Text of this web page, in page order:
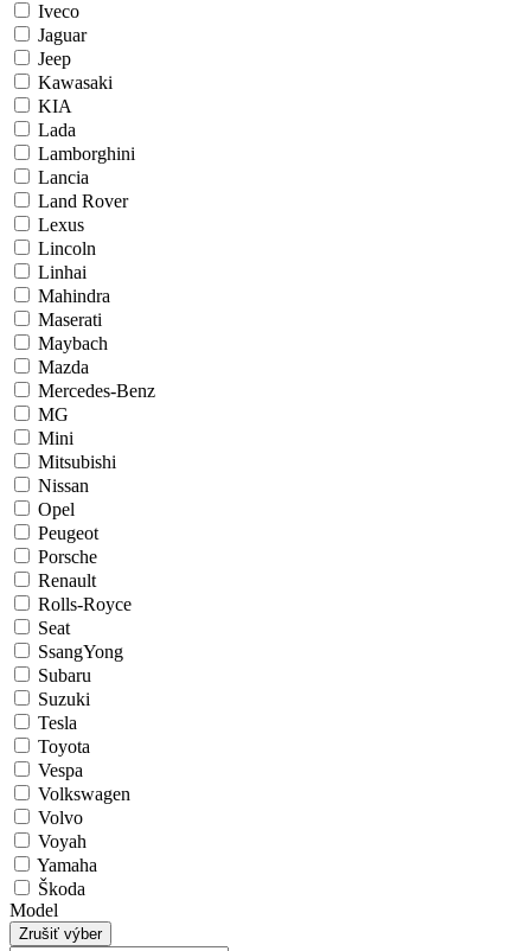
Iveco
Jaguar
Jeep
Kawasaki
KIA
Lada
Lamborghini
Lancia
Land Rover
Lexus
Lincoln
Linhai
Mahindra
Maserati
Maybach
Mazda
Mercedes-Benz
MG
Mini
Mitsubishi
Nissan
Opel
Peugeot
Porsche
Renault
Rolls-Royce
Seat
SsangYong
Subaru
Suzuki
Tesla
Toyota
Vespa
Volkswagen
Volvo
Voyah
Yamaha
Škoda
Model
Zrušiť výber